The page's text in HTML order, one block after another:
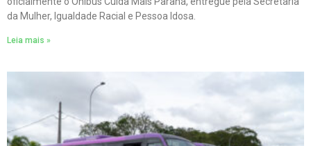
da Mulher, Igualdade Racial e Pessoa Idosa.
Leia mais »